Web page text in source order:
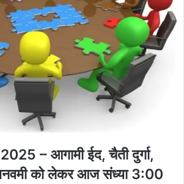
2025 – आगामीईद, चैती दुर्गा,
को लेकरआज संध्या 3:00